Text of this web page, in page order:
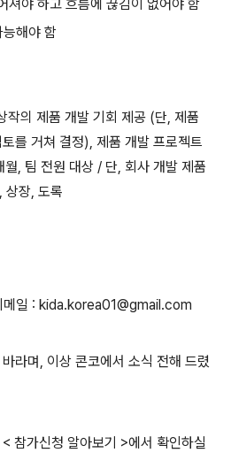
져야 하고 흐름에 끊김이 없어야 함
해야 함
작의 제품 개발 기회 제공 (단, 제품
를 거쳐 결정), 제품 개발 프로젝트
월, 팀 전원 대상 / 단, 회사 개발 제품
, 상장, 도록
메일 : kida.korea01@gmail.com
라며, 이상 콘코에서 소식 전해 드렸
< 참가신청 알아보기 >에서 확인하실